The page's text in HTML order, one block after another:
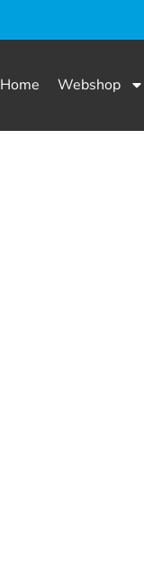
Home Webshop